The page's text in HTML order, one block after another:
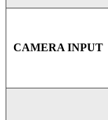
CAMERA INPUT